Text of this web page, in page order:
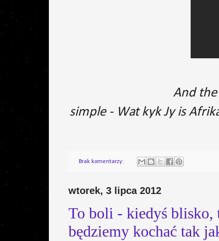
And
simple - Wat kyk Jy is
Brak komentarzy:
wtorek, 3 lipca 2012
To boli - kiedyś blisko,
będziemy kochać tak